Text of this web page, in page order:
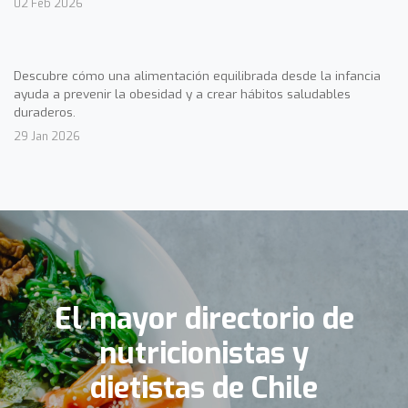
02 Feb 2026
Descubre cómo una alimentación equilibrada desde la infancia
ayuda a prevenir la obesidad y a crear hábitos saludables
duraderos.
29 Jan 2026
El mayor directorio de
nutricionistas y
dietistas de Chile